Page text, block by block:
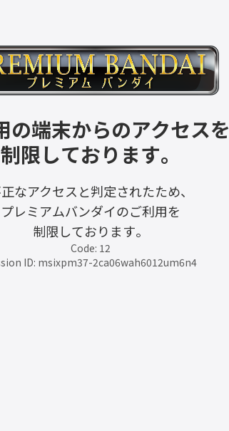
の端末からのアクセスを
制限しております。
なアクセスと判定されたため、
プレミアムバンダイのご利用を
制限しております。
Code: 12
ID: msixpm37-2ca06wah6012um6n4